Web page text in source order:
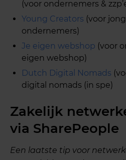
(voor ondernemers &
Young Creators (voor
ondernemers)
Je eigen webshop (voor
eigen webshop)
Dutch Digital Nomads
digital nomads (in spe)
Zakelijk
via SharePeople
Een laatste tip voor